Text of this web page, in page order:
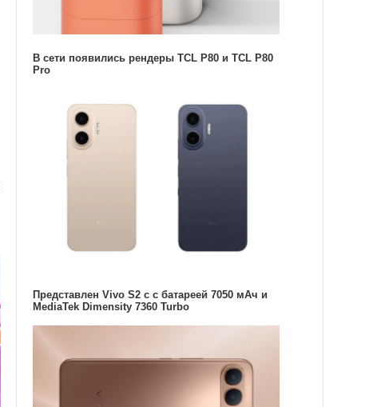
В сети появились рендеры TCL P80 и TCL P80
Pro
Представлен Vivo S2 с с батареей 7050 мАч и
MediaTek Dimensity 7360 Turbo